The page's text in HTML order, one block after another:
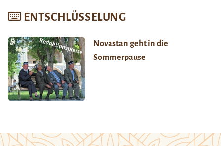
ENTSCHLÜSSELUNG
Novastan geht in die
Sommerpause